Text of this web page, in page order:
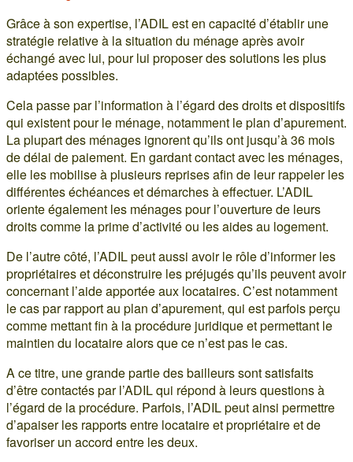
Grâce à son expertise, l’ADIL est en capacité d’établir une
stratégie relative à la situation du ménage après avoir
échangé avec lui, pour lui proposer des solutions les plus
adaptées possibles.
Cela passe par l’information à l’égard des droits et dispositifs
qui existent pour le ménage, notamment le plan d’apurement.
La plupart des ménages ignorent qu’ils ont jusqu’à 36 mois
de délai de paiement. En gardant contact avec les ménages,
elle les mobilise à plusieurs reprises afin de leur rappeler les
différentes échéances et démarches à effectuer. L’ADIL
oriente également les ménages pour l’ouverture de leurs
droits comme la prime d’activité ou les aides au logement.
De l’autre côté, l’ADIL peut aussi avoir le rôle d’informer les
propriétaires et déconstruire les préjugés qu’ils peuvent avoir
concernant l’aide apportée aux locataires. C’est notamment
le cas par rapport au plan d’apurement, qui est parfois perçu
comme mettant fin à la procédure juridique et permettant le
maintien du locataire alors que ce n’est pas le cas.
A ce titre, une grande partie des bailleurs sont satisfaits
d’être contactés par l’ADIL qui répond à leurs questions à
l’égard de la procédure. Parfois, l’ADIL peut ainsi permettre
d’apaiser les rapports entre locataire et propriétaire et de
favoriser un accord entre les deux.